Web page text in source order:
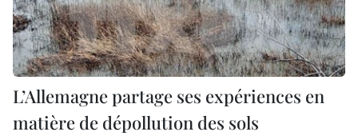
L’Allemagne partage ses expériences en
matière de dépollution des sols